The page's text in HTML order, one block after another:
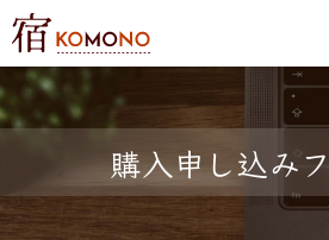
購入申し込み